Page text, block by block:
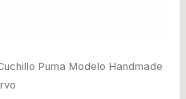
Puma Modelo Handmade